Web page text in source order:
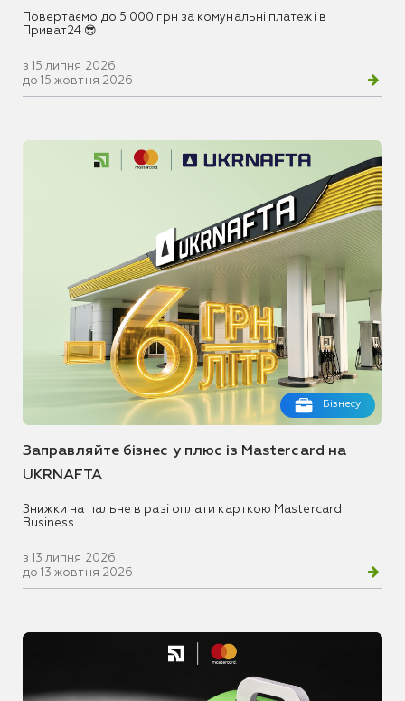
Повертаємо до 5 000 грн за комунальні платежі в
Приват24 😎
з 15 липня 2026
до 15 жовтня 2026
Бізнесу
Заправляйте бізнес у плюс із Mastercard на
UKRNAFTA
Знижки на пальне в разі оплати карткою Mastercard
Business
з 13 липня 2026
до 13 жовтня 2026